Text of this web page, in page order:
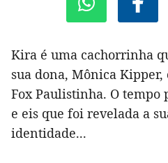
Kira é uma cachorrinha
sua dona, Mônica Kipper,
Fox Paulistinha. O tempo
e eis que foi revelada a
identidade...